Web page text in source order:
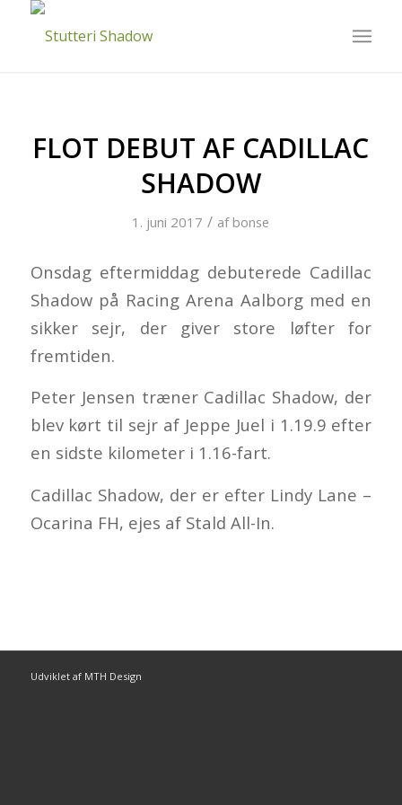
FLOT DEBUT AF CADILLAC
SHADOW
1. juni 2017 / afbonse
Onsdag eftermiddag debuterede Cadillac
Shadow på Racing Arena Aalborg med en
sikker sejr, der giver store løfter for
fremtiden.
Peter Jensen træner Cadillac Shadow, der
blev kørt til sejr af Jeppe Juel i 1.19.9 efter
en sidste kilometer i 1.16-fart.
Cadillac Shadow, der er efter Lindy Lane –
Ocarina FH, ejes af Stald All-In.
Udviklet af MTH Design